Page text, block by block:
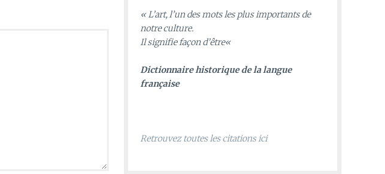
«L’art, l’un des mots les plus importants de
notre culture.
Il signifie façon d’être«
Dictionnaire historique de la langue
française
Retrouvez toutes les citations ici